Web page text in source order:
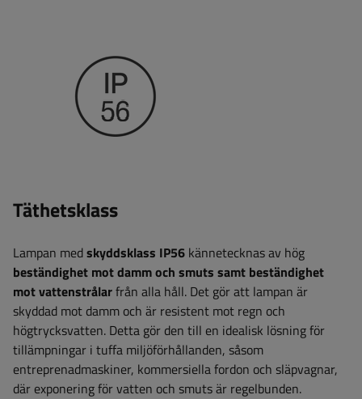
Täthetsklass
Lampan medskyddsklass IP56 kännetecknas av hög
beständighet mot damm och smuts samt beständighet
mot vattenstrålarfrån alla håll. Det gör att lampan är
skyddad mot damm och är resistent mot regn och
högtrycksvatten. Detta gör den till en idealisk lösning för
tillämpningar i tuffa miljöförhållanden, såsom
entreprenadmaskiner, kommersiella fordon och släpvagnar,
där exponering för vatten och smuts är regelbunden.